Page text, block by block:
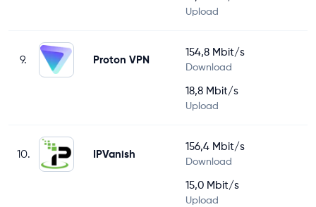
Upload
9. Proton VPN
154,8 Mbit/s
Download
18,8 Mbit/s
Upload
10. IPVanish
156,4 Mbit/s
Download
15,0 Mbit/s
Upload